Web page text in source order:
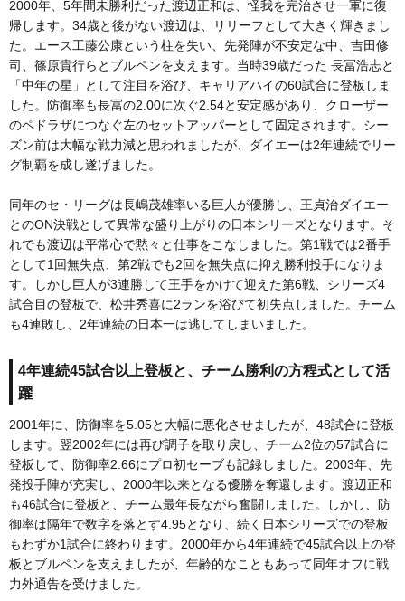
2000年、5年間未勝利だった渡辺正和は、怪我を完治させ一軍に復
帰します。34歳と後がない渡辺は、リリーフとして大きく輝きまし
た。エース工藤公康という柱を失い、先発陣が不安定な中、吉田修
司、篠原貴行らとブルペンを支えます。当時39歳だった 長冨浩志と
「中年の星」として注目を浴び、キャリアハイの60試合に登板しま
した。防御率も長冨の2.00に次ぐ2.54と安定感があり、クローザー
のペドラザにつなぐ左のセットアッパーとして固定されます。シー
ズン前は大幅な戦力減と思われましたが、ダイエーは2年連続でリー
グ制覇を成し遂げました。
同年のセ・リーグは長嶋茂雄率いる巨人が優勝し、王貞治ダイエー
とのON決戦として異常な盛り上がりの日本シリーズとなります。そ
れでも渡辺は平常心で黙々と仕事をこなしました。第1戦では2番手
として1回無失点、第2戦でも2回を無失点に抑え勝利投手になりま
す。しかし巨人が3連勝して王手をかけて迎えた第6戦、シリーズ4
試合目の登板で、松井秀喜に2ランを浴びて初失点しました。チーム
も4連敗し、2年連続の日本一は逃してしまいました。
4年連続45試合以上登板と、チーム勝利の方程式として活
躍
2001年に、防御率を5.05と大幅に悪化させましたが、48試合に登板
します。翌2002年には再び調子を取り戻し、チーム2位の57試合に
登板して、防御率2.66にプロ初セーブも記録しました。2003年、先
発投手陣が充実し、2000年以来となる優勝を奪還します。渡辺正和
も46試合に登板と、チーム最年長ながら奮闘しました。しかし、防
御率は隔年で数字を落とす4.95となり、続く日本シリーズでの登板
もわずか1試合に終わります。2000年から4年連続で45試合以上の登
板とブルペンを支えましたが、年齢的なこともあって同年オフに戦
力外通告を受けました。